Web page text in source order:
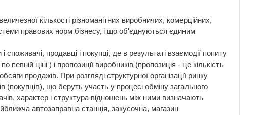
кількості різноманітних виробничих, комерційних,
правових норм бізнесу, і що об'єднуються єдиним
продавці і покупці, де в результаті взаємодії попиту
ціні ) і пропозиції виробників (пропозиція - це кількість
продажів. При розгляді структурної організації ринку
(покупців), що беруть участь у процесі обміну загального
характер і структура відношень між ними визначають
автозаправна станція, закусочна, магазин